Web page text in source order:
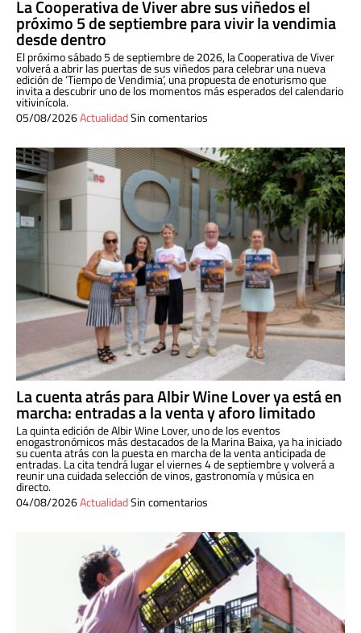
La Cooperativa de Viver abre sus viñedos el
próximo 5 de septiembre para vivir la vendimia
desde dentro
El próximo sábado 5 de septiembre de 2026, la Cooperativa de Viver
volverá a abrir las puertas de sus viñedos para celebrar una nueva
edición de ‘Tiempo de Vendimia’, una propuesta de enoturismo que
invita a descubrir uno de los momentos más esperados del calendario
vitivinícola.
05/08/2026ActualidadSin comentarios
La cuenta atrás para Albir Wine Lover ya está en
marcha: entradas a la venta y aforo limitado
La quinta edición de Albir Wine Lover, uno de los eventos
enogastronómicos más destacados de la Marina Baixa, ya ha iniciado
su cuenta atrás con la puesta en marcha de la venta anticipada de
entradas. La cita tendrá lugar el viernes 4 de septiembre y volverá a
reunir una cuidada selección de vinos, gastronomía y música en
directo.
04/08/2026ActualidadSin comentarios